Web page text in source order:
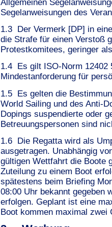
Allgemeinen
Segelanweisungen des
1.3 Der Vermerk [DP] in
die Strafe für einen Verstoß
Protestkomitees, geringer
1.4 Es gilt ISO-Norm 12402
Mindestanforderung für
1.5 Es gelten die
World Sailing und des Anti-
Dopings suspendierte oder
Betreuungspersonen sind
1.6 Die Regatta wird als
ausgetragen. Unabhängig
gültigen Wettfahrt die Boote
Zuteilung zu einem Boot
spätestens beim Briefing
08:00 Uhr bekannt gegeben
erfolgen. Geplant ist eine
Boot kommen maximal